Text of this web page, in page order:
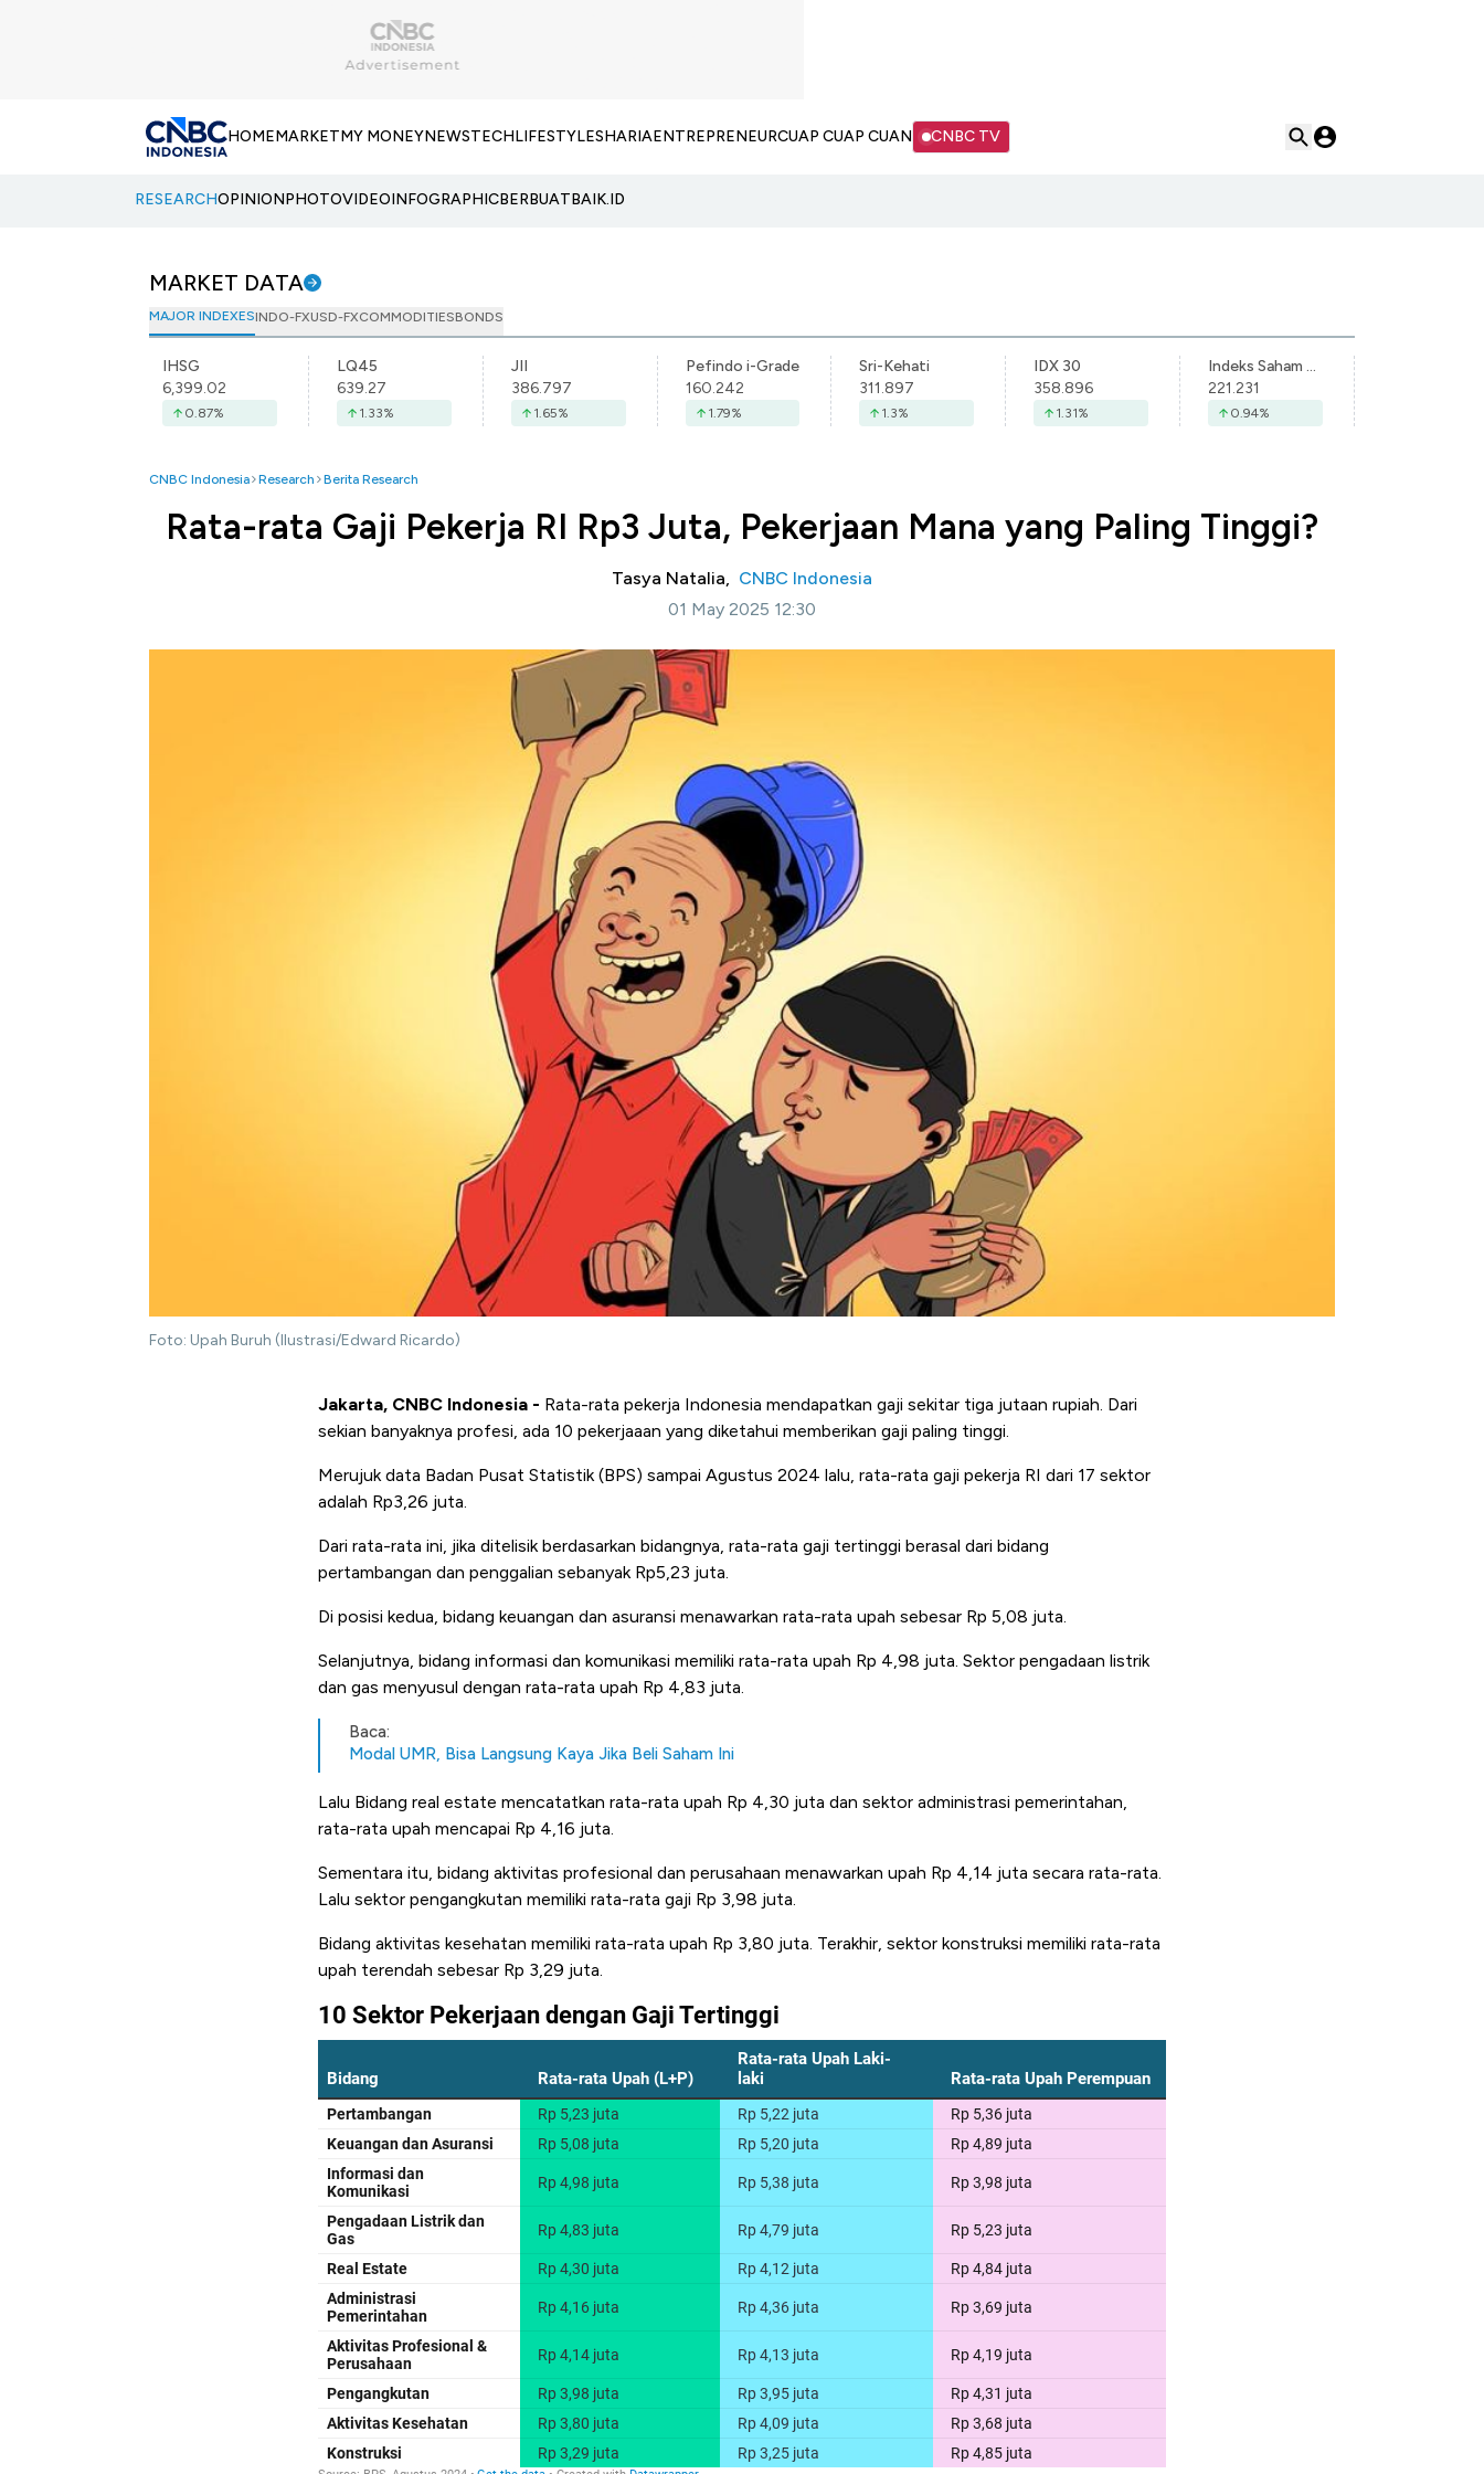
HOMEMARKETMY MONEYNEWSTECHLIFESTYLESHARIAENTREPRENEURCUAP CUAP CUAN CNBC TV
RESEARCHOPINIONPHOTOVIDEOINFOGRAPHICBERBUATBAIK.ID
MARKET DATA
MAJOR INDEXESINDO-FXUSD-FXCOMMODITIESBONDS
IHSG
6,399.02
0.87%
LQ45
639.27
1.33%
JII
386.797
1.65%
Pefindo i-Grade
160.242
1.79%
Sri-Kehati
311.897
1.3%
IDX 30
358.896
1.31%
Indeks Saham Syariah Indonesia
221.231
0.94%
CNBC Indonesia Research Berita Research
Rata-rata Gaji Pekerja RI Rp3 Juta, Pekerjaan Mana yang Paling Tinggi?
Tasya Natalia, CNBC Indonesia
01 May 2025 12:30
Foto: Upah Buruh (Ilustrasi/Edward Ricardo)
Jakarta, CNBC Indonesia - Rata-rata pekerja Indonesia mendapatkan gaji sekitar tiga jutaan rupiah. Dari
sekian banyaknya profesi, ada 10 pekerjaaan yang diketahui memberikan gaji paling tinggi.
Merujuk data Badan Pusat Statistik (BPS) sampai Agustus 2024 lalu, rata-rata gaji pekerja RI dari 17 sektor
adalah Rp3,26 juta.
Dari rata-rata ini, jika ditelisik berdasarkan bidangnya, rata-rata gaji tertinggi berasal dari bidang
pertambangan dan penggalian sebanyak Rp5,23 juta.
Di posisi kedua, bidang keuangan dan asuransi menawarkan rata-rata upah sebesar Rp 5,08 juta.
Selanjutnya, bidang informasi dan komunikasi memiliki rata-rata upah Rp 4,98 juta. Sektor pengadaan listrik
dan gas menyusul dengan rata-rata upah Rp 4,83 juta.
Baca:
Modal UMR, Bisa Langsung Kaya Jika Beli Saham Ini
Lalu Bidang real estate mencatatkan rata-rata upah Rp 4,30 juta dan sektor administrasi pemerintahan,
rata-rata upah mencapai Rp 4,16 juta.
Sementara itu, bidang aktivitas profesional dan perusahaan menawarkan upah Rp 4,14 juta secara rata-rata.
Lalu sektor pengangkutan memiliki rata-rata gaji Rp 3,98 juta.
Bidang aktivitas kesehatan memiliki rata-rata upah Rp 3,80 juta. Terakhir, sektor konstruksi memiliki rata-rata
upah terendah sebesar Rp 3,29 juta.